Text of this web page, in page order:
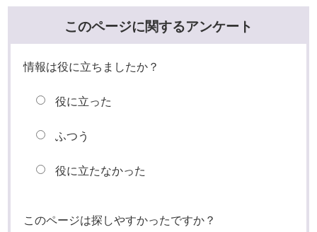
このページに関するアンケート
情報は役に立ちましたか？
役に立った
ふつう
役に立たなかった
このページは探しやすかったですか？